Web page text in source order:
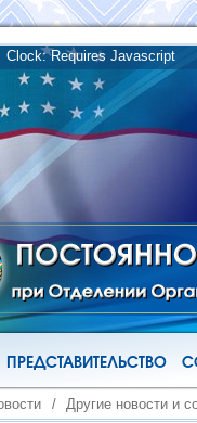
ПРЕДСТАВИТЕЛЬСТВО
/ Другие новости и